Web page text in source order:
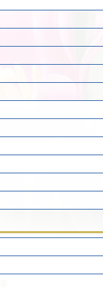
/Veranstaltungen